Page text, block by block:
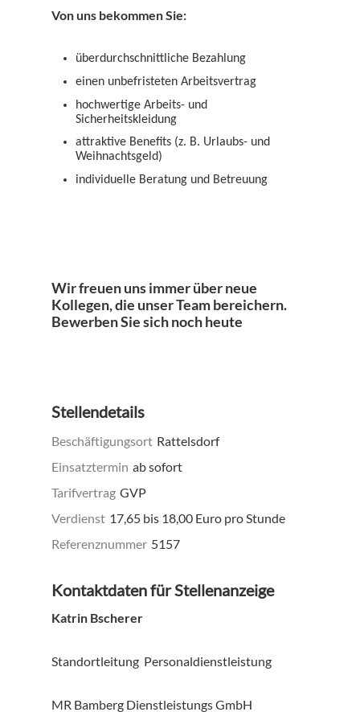
Von uns bekommen Sie:
überdurchschnittliche Bezahlung
einen unbefristeten Arbeitsvertrag
hochwertige Arbeits- und
Sicherheitskleidung
attraktive Benefits (z. B. Urlaubs- und
Weihnachtsgeld)
individuelle Beratung und Betreuung
Wir freuen uns immer über neue
Kollegen, die unser Team bereichern.
Bewerben Sie sich noch heute
Stellendetails
Beschäftigungsort Rattelsdorf
Einsatztermin ab sofort
Tarifvertrag GVP
Verdienst 17,65 bis 18,00 Euro pro Stunde
Referenznummer 5157
Kontaktdaten für Stellenanzeige
Katrin Bscherer
Standortleitung Personaldienstleistung
MR Bamberg Dienstleistungs GmbH